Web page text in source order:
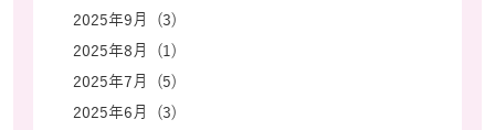
2025年9月 (3)
2025年8月 (1)
2025年7月 (5)
2025年6月 (3)